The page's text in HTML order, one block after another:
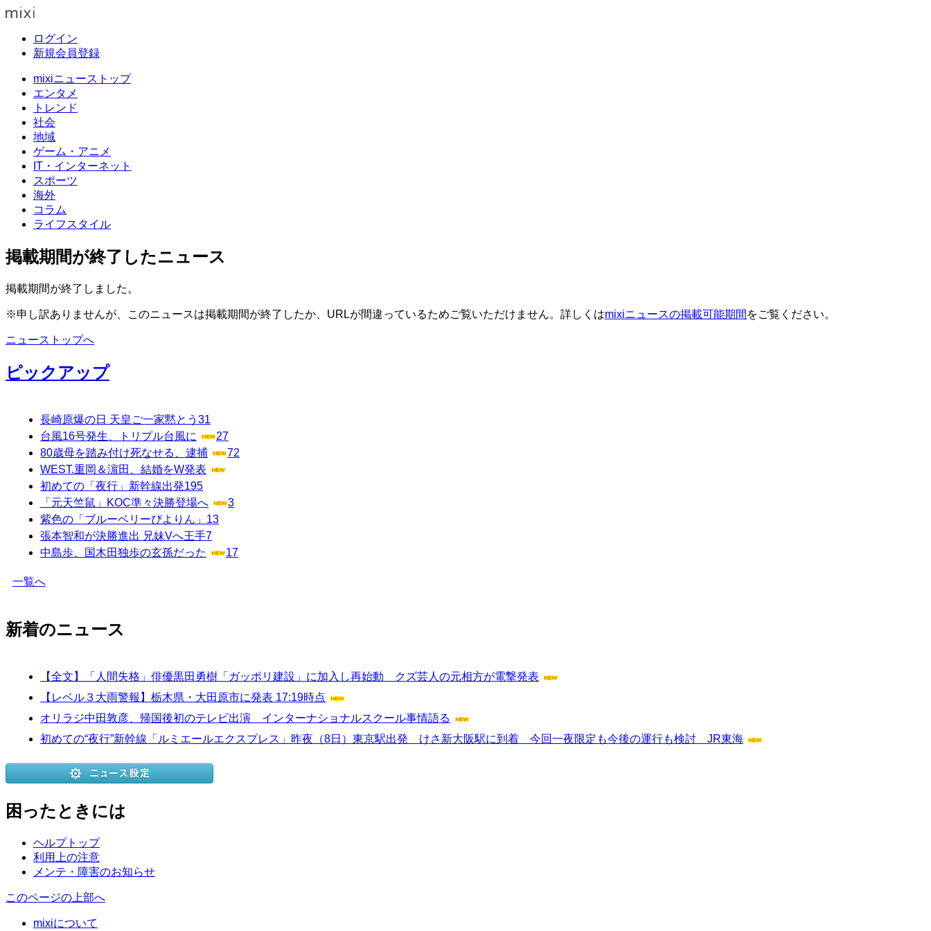
ログイン
新規会員登録
mixiニューストップ
エンタメ
トレンド
社会
地域
ゲーム・アニメ
IT・インターネット
スポーツ
海外
コラム
ライフスタイル
掲載期間が終了したニュース
掲載期間が終了しました。
※申し訳ありませんが、このニュースは掲載期間が終了したか、URLが間違っているためご覧いただけません。詳しくはmixiニュースの掲載可能期間 をご覧ください。
ニューストップへ
ピックアップ
長崎原爆の日 天皇ご一家黙とう 31
台風16号発生、トリプル台風に
27
80歳母を踏み付け死なせる、逮捕
72
WEST.重岡＆濵田、結婚をW発表
初めての「夜行」新幹線出発195
「元天竺鼠」KOC準々決勝登場へ
3
紫色の「ブルーベリーぴよりん」 13
張本智和が決勝進出 兄妹Vへ王手7
中島歩、国木田独歩の玄孫だった
17
一覧へ
新着のニュース
【全文】「人間失格」俳優黒田勇樹「ガッポリ建設」に加入し再始動 クズ芸人の元相方が電撃発表
【レベル３大雨警報】栃木県・大田原市に発表 17:19時点
オリラジ中田敦彦、帰国後初のテレビ出演 インターナショナルスクール事情語る
初めての“夜行”新幹線「ルミエールエクスプレス」昨夜（8日）東京駅出発 けさ新大阪駅に到着 今回一夜限定も今後の運行も検討 JR東海
困ったときには
ヘルプトップ
利用上の注意
メンテ・障害のお知らせ
このページの上部へ
mixiについて